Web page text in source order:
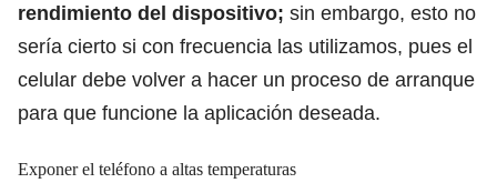
rendimiento del dispositivo; sin embargo, esto no
sería cierto si con frecuencia las utilizamos, pues el
celular debe volver a hacer un proceso de arranque
para que funcione la aplicación deseada.
Exponer el teléfono a altas temperaturas